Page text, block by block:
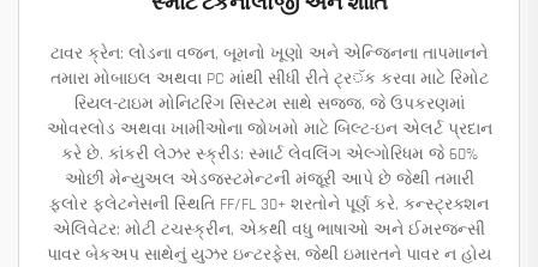
ટાવર ક્રેન: લોડના વજન, બૂમનો ખૂણો અને એન્જિનના તાપમાનને
તમારા મોબાઇલ અથવા PC માંથી સીધી રીતે ટ્ર‍ॅક કરવા માટે રિમોટ
રિયલ-ટાઇમ મોનિટરિંગ સિસ્ટમ સાથે સજ્જ, જે ઉપકરણમાં
ઓવરલોડ અથવા ખામીઓના જોખમો માટે બિલ્ટ-ઇન એલર્ટ પ્રદાન
કરે છે. કાંકરી લેઝર સ્ક્રીડ: સ્માર્ટ લેવલિંગ એલ્ગોરિધમ જે 60%
ઓછી મેન્યુઅલ એડજસ્ટમેન્ટની મંજૂરી આપે છે જેથી તમારી
ફ્લોર ફ્લેટનેસની સ્થિતિ FF/FL 30+ શરતોને પૂર્ણ કરે. કન્સ્ટ્રક્શન
એલિવેટર: મોટી ટચસ્ક્રીન, એકથી વધુ ભાષાઓ અને ઈમરજન્સી
પાવર બેકઅપ સાથેનું યુઝર ઇન્ટરફેસ, જેથી ઇમારતને પાવર ન હોય